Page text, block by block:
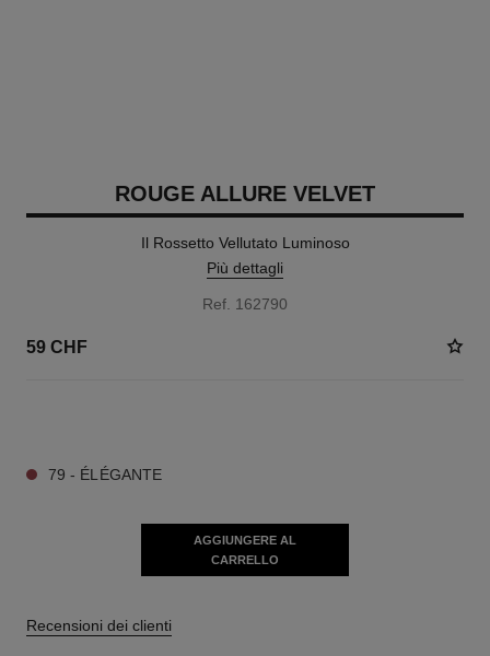
ROUGE ALLURE VELVET
Il Rossetto Vellutato Luminoso
Più dettagli
Ref. 162790
59 CHF
79 - ÉLÉGANTE
AGGIUNGERE AL
CARRELLO
Recensioni dei clienti